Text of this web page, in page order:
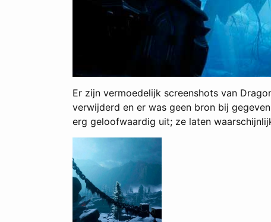
Er zijn vermoedelijk screenshots van
verwijderd en er was geen bron bij
erg geloofwaardig uit; ze laten